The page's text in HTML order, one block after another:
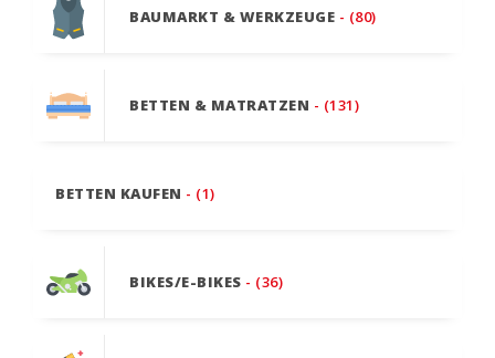
BAUMARKT & WERKZEUGE - (80)
BETTEN & MATRATZEN - (131)
BETTEN KAUFEN - (1)
BIKES/E-BIKES - (36)